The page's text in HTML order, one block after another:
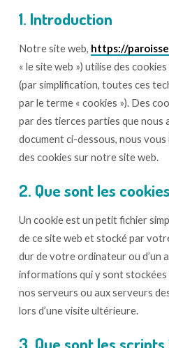
1. Introduction
Notre site web, https://
« le site web ») utilise des
(par simplification, toutes ces
par le terme « cookies »). Des
par des tierces parties que nous
document ci-dessous, nous
des cookies sur notre site web.
2. Que sont les
Un cookie est un petit fichier
de ce site web et stocké par
dur de votre ordinateur ou d’un
informations qui y sont
nos serveurs ou aux serveurs
lors d’une visite ultérieure.
3. Que sont les scripts